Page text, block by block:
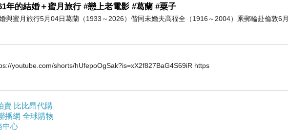
年的結婚＋蜜月旅行 #戀上老電影 #葛蘭 #粟子
與蜜月旅行5月04日葛蘭（1933～2026）偕同未婚夫高福全（1916～2004）乘郵輪赴倫敦6
youtube.com/shorts/hUfepoOgSak?is=xX2f827BaG4S69iR https
賣 比比昂代購
播網 全球購物
中心